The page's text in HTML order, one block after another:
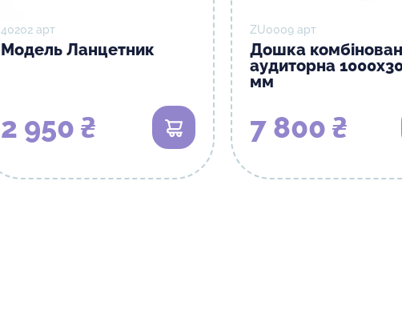
40202 арт
Модель Ланцетник
2 950 ₴ В кошик
ZU0009 арт
Дошка
аудиторна
мм
7 800 ₴